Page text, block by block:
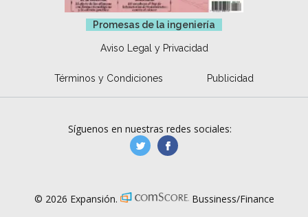
Promesas de la ingeniería
Aviso Legal y Privacidad
Términos y Condiciones Publicidad
Síguenos en nuestras redes sociales:
manufacturaGE
© 2026 Expansión. Bussiness/Finance